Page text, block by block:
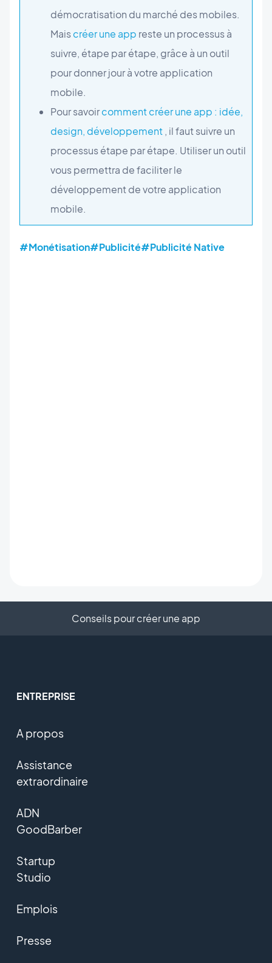
démocratisation du marché des mobiles.
Maiscréer une app reste un processus à
suivre, étape par étape, grâce à un outil
pour donner jour à votre application
mobile.
Pour savoircomment créer une app : idée,
design, développement , il faut suivre un
processus étape par étape. Utiliser un outil
vous permettra de faciliter le
développement de votre application
mobile.
#Monétisation#Publicité#Publicité Native
Conseils pour créer une app
ENTREPRISE
A propos
Assistance
extraordinaire
ADN
GoodBarber
Startup
Studio
Emplois
Presse